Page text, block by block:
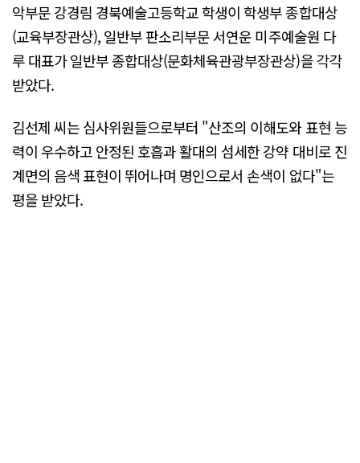
악부문 강경림 경북예술고등학교 학생이 학생부 종합대상
(교육부장관상), 일반부 판소리부문 서연운 미주예술원 다
루 대표가 일반부 종합대상(문화체육관광부장관상)을 각각
받았다.
김선제 씨는 심사위원들으로부터 "산조의 이해도와 표현 능
력이 우수하고 안정된 호흡과 활대의 섬세한 강약 대비로 진
계면의 음색 표현이 뛰어나며 명인으로서 손색이 없다"는
평을 받았다.